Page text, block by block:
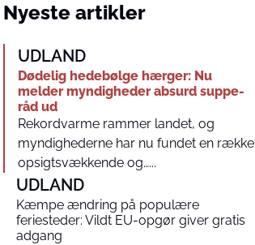
Nyeste artikler
UDLAND
Dødelig hedebølge hærger: Nu
melder myndigheder absurd suppe-
råd ud
Rekordvarme rammer landet, og
myndighederne har nu fundet en række
opsigtsvækkende og…...
UDLAND
Kæmpe ændring på populære
feriesteder: Vildt EU-opgør giver gratis
adgang